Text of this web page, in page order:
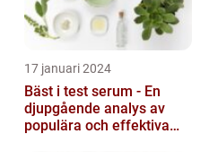
17 januari 2024
Bäst i test serum - En
djupgående analys av
populära och effektiva